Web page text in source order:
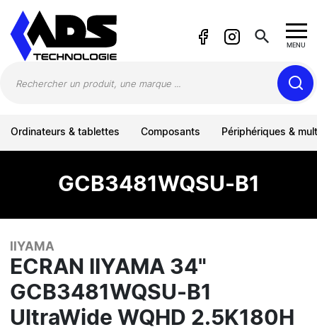
search MENU
Ordinateurs & tablettes Composants Périphériques &
GCB3481WQSU-B1
IIYAMA
ECRAN IIYAMA 34"
GCB3481WQSU-B1
UltraWide WQHD 2.5K180H